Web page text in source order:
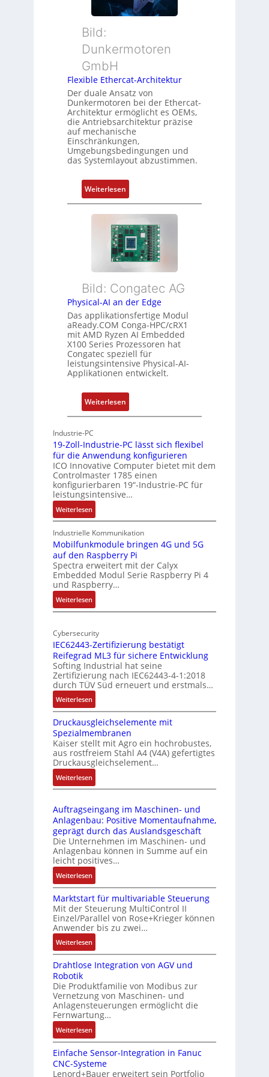
s
e
w
a
c
h
u
n
g
i
s
s
u
n
g
u
n
Z
u
s
t
a
n
d
ü
b
e
r
w
a
c
h
u
n
g
u
e
t
y
p
s
o
r
g
t
f
ü
r
m
e
h
r
i
s
t
u
n
g
Bild:
Dunkermotoren
GmbH
Flexible Ethercat-Architektur
Der duale Ansatz von
Dunkermotoren bei der Ethercat-
Architektur ermöglicht es OEMs,
die Antriebsarchitektur präzise
auf mechanische
Einschränkungen,
Umgebungsbedingungen und
das Systemlayout abzustimmen.
Weiterlesen:
F
l
e
x
i
b
e
E
t
h
e
r
c
a
t
-
A
c
h
i
t
e
r
Bild: Congatec AG
Physical-AI an der Edge
Das applikationsfertige Modul
aReady.COM Conga-HPC/cRX1
mit AMD Ryzen AI Embedded
X100 Series Prozessoren hat
Congatec speziell für
leistungsintensive Physical-AI-
Applikationen entwickelt.
Weiterlesen:
P
s
i
c
a
I
a
n
d
E
g
e
Industrie-PC
19-Zoll-Industrie-PC lässt sich flexibel
für die Anwendung konfigurieren
ICO Innovative Computer bietet mit dem
Controlmaster 1785 einen
konfigurierbaren 19“-Industrie-PC für
leistungsintensive…
Weiterlesen:
1
9
-
Z
o
l
l
-
I
d
u
t
r
i
e
-
P
C
l
ä
s
s
s
i
c
h
f
l
e
x
i
b
e
l
f
ü
r
i
e
A
n
w
e
n
d
Industrielle Kommunikation
Mobilfunkmodule bringen 4G und 5G
auf den Raspberry Pi
Spectra erweitert mit der Calyx
Embedded Modul Serie Raspberry Pi 4
und Raspberry…
Weiterlesen:
M
b
i
f
u
n
k
m
o
d
u
l
e
b
i
e
n
4
G
u
n
d
5
G
a
u
f
e
n
R
a
s
p
b
e
Cybersecurity
IEC62443-Zertifizierung bestätigt
Reifegrad ML3 für sichere Entwicklung
Softing Industrial hat seine
Zertifizierung nach IEC62443-4-1:2018
durch TÜV Süd erneuert und erstmals…
Weiterlesen:
I
E
C
6
2
4
4
3
Z
e
r
t
i
i
e
r
n
g
e
s
t
ä
t
i
g
t
Druckausgleichselemente mit
Spezialmembranen
Kaiser stellt mit Agro ein hochrobustes,
aus rostfreiem Stahl A4 (V4A) gefertigtes
Druckausgleichselement…
Weiterlesen:
D
u
c
k
a
u
s
g
l
e
i
c
h
s
e
m
e
n
t
e
m
i
t
Auftragseingang im Maschinen- und
Anlagenbau: Positive Momentaufnahme,
geprägt durch das Auslandsgeschäft
Die Unternehmen im Maschinen- und
Anlagenbau können in Summe auf ein
leicht positives…
Weiterlesen:
A
u
f
t
r
a
g
s
i
n
g
a
n
i
m
Marktstart für multivariable Steuerung
Mit der Steuerung MultiControl II
Einzel/Parallel von Rose+Krieger können
Anwender bis zu zwei…
Weiterlesen:
M
a
k
t
s
t
a
r
t
f
Drahtlose Integration von AGV und
Robotik
Die Produktfamilie von Modibus zur
Vernetzung von Maschinen- und
Anlagensteuerungen ermöglicht die
Fernwartung…
Weiterlesen:
D
r
a
h
Einfache Sensor-Integration in Fanuc
CNC-Systeme
Lenord+Bauer erweitert sein Portfolio